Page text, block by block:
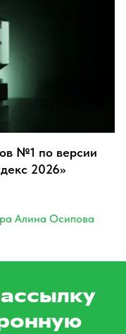
№1 по версии
2026»
Алина Осипова